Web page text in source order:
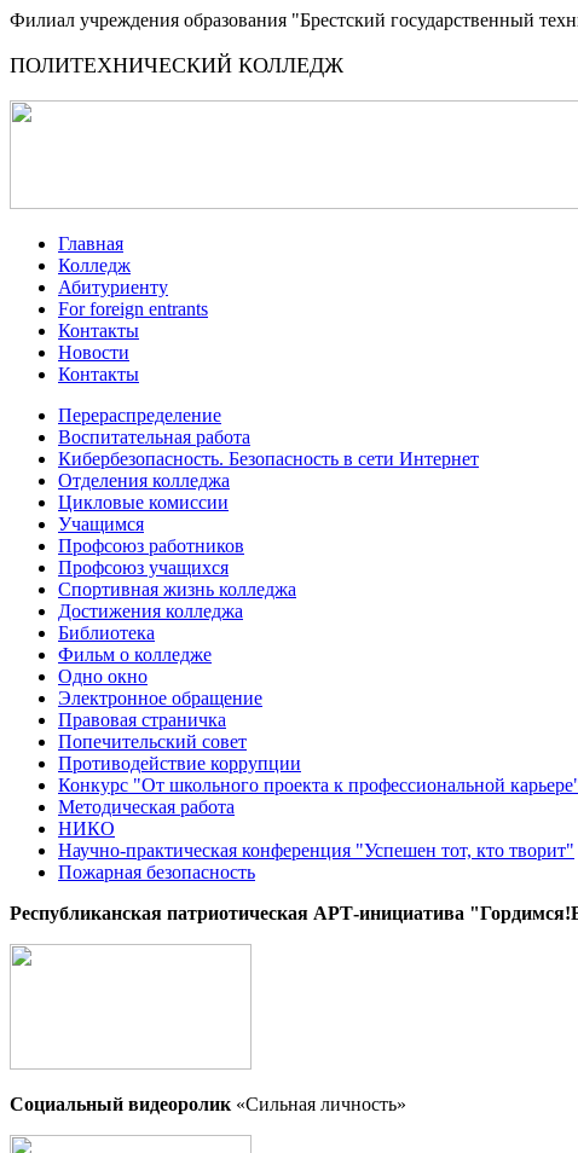
Филиал учреждения образования "Брестский государственный
ПОЛИТЕХНИЧЕСКИЙ КОЛЛЕДЖ
Главная
Колледж
Абитуриенту
For foreign entrants
Контакты
Новости
Контакты
Перераспределение
Воспитательная работа
Кибербезопасность. Безопасность в сети Интернет
Отделения колледжа
Цикловые комиссии
Учащимся
Профсоюз работников
Профсоюз учащихся
Спортивная жизнь колледжа
Достижения колледжа
Библиотека
Фильм о колледже
Одно окно
Электронное обращение
Правовая страничка
Попечительский совет
Противодействие коррупции
Конкурс "От школьного проекта к профессиональной
Методическая работа
НИКО
Научно-практическая конференция "Успешен тот, кто творит"
Пожарная безопасность
Республиканская патриотическая AРТ-инициатива
Социальный видеоролик «Сильная личность»